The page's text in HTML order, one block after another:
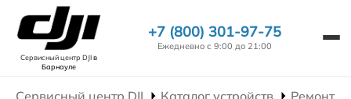
Сервисный центр DJIв
Барнауле
+7 (800) 301-97-75
Ежедневно с 9:00 до 21:00
Сервисный центр DJI Каталог устройств Ремонт